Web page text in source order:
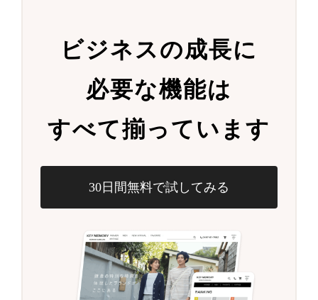
ビジネスの成長に
必要な機能は
すべて揃っています
30日間無料で試してみる